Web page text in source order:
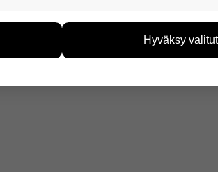
”Suomella
paremmin käyttäjien tarpeita.
mitä sivuja käytetään ja miten sivuilla
nimiä, eikä tietoja voi yhdistää
käytön.
Hyväksy valitut